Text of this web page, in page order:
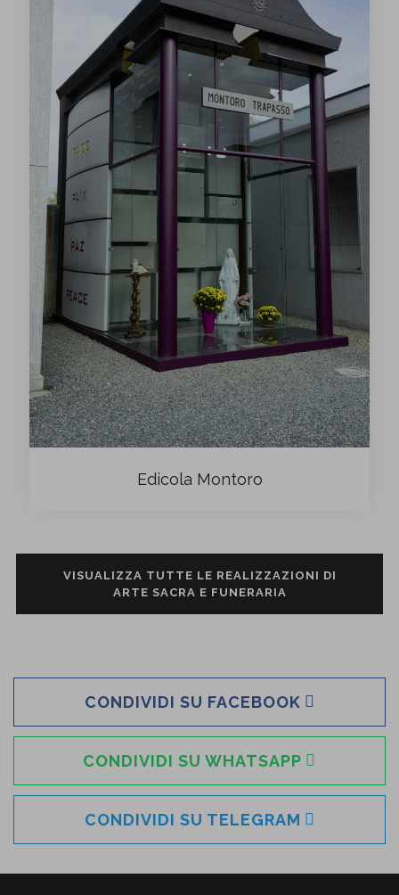
Edicola Montoro
VISUALIZZA TUTTE LE REALIZZAZIONI DI
ARTE SACRA E FUNERARIA
CONDIVIDI SU FACEBOOK
CONDIVIDI SU WHATSAPP
CONDIVIDI SU TELEGRAM